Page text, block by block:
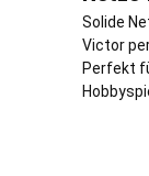
Solide
Victor
Perfekt